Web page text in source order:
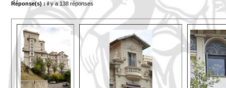
Réponse(s) :il y a 138 réponses